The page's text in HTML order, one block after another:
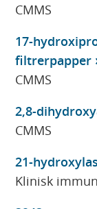
CMMS
17-
filtrerpapper
CMMS
2,8-
CMMS
21-
Klinisk